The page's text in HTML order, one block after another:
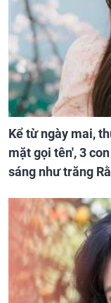
Kể từ ngày mai,
mặt gọi tên', 3
sáng như trăng